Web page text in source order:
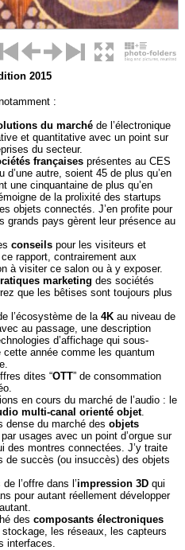
2015
:
du marché de l’électronique
et quantitative avec un point sur
du secteur.
françaises présentes au CES
d’une autre, soient 45 de plus qu’en
une cinquantaine de plus qu’en
de la prolixité des startups
objets connectés. J’en profite pour
grands pays gèrent leur présence au
conseils pour les visiteurs et
rapport, contrairement aux
à visiter ce salon ou à y exposer.
marketing des sociétés
que les bêtises sont toujours plus
l’écosystème de la 4K au niveau de
au passage, une description
d’affichage qui sous-
cette année comme les quantum
dites “OTT” de consommation
en cours du marché de l’audio : le
multi-canal orienté objet.
dense du marché des objets
par usages avec un point d’orgue sur
des montres connectées. J’y traite
de succès (ou insuccès) des objets
l’offre dans l’impression 3D qui
pour autant réellement développer
des composants électroniques
les réseaux, les capteurs
interfaces.